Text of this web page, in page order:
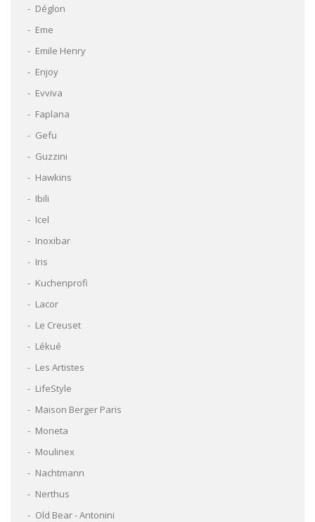
Déglon
Eme
Emile Henry
Enjoy
Evviva
Faplana
Gefu
Guzzini
Hawkins
Ibili
Icel
Inoxibar
Iris
Kuchenprofi
Lacor
Le Creuset
Lékué
Les Artistes
LifeStyle
Maison Berger Paris
Moneta
Moulinex
Nachtmann
Nerthus
Old Bear - Antonini